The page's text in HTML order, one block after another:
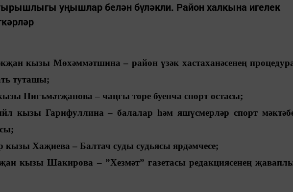
уңышлар белән бүләкли. Район халкына игелек
кызы Мөхәммәтшина – район үзәк хастаханәсенең
туташы;
Нигъмәтҗанова – чаңгы төре буенча спорт остасы;
кызы Гарифуллина – балалар һәм яшүсмерләр спорт
кызы Хаҗиева – Балтач суды судьясы ярдәмчесе;
кызы Шакирова – ”Хезмәт” газетасы редакциясенең